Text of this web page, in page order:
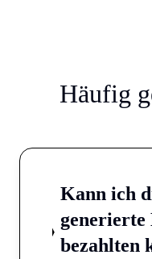
Häufig
Kann ich
bezahlten